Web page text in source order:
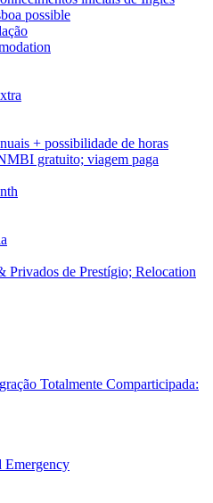
possible
+ possibilidade de horas
gratuito; viagem paga
Privados de Prestígio; Relocation
Totalmente Comparticipada: